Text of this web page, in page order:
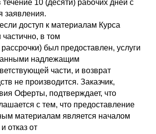
течение 10 (десяти) рабочих дней с
заявления.
доступ к материалам Курса
в том
был предоставлен, услуги
надлежащим
части, и возврат
не производится. Заказчик,
Оферты, подтверждает, что
с тем, что предоставление
материалам является началом
отказ от